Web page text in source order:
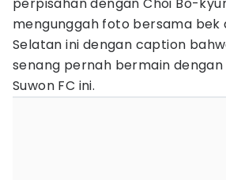
mengunggah foto bersama bek
Selatan ini dengan caption
senang pernah bermain
Suwon FC ini.